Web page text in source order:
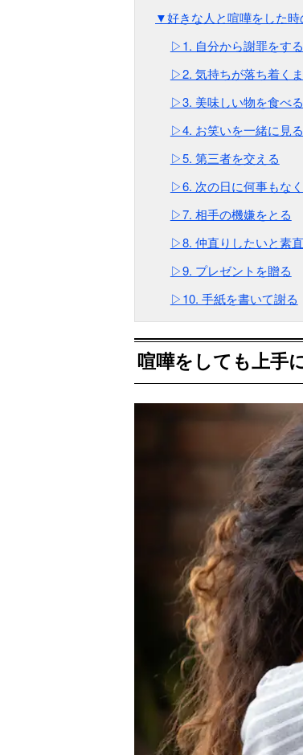
▼好きな人と喧嘩をした時
▷1. 自分から謝罪をする
▷2. 気持ちが落ち着く
▷3. 美味しい物を食べる
▷4. お笑いを一緒に見る
▷5. 第三者を交える
▷6. 次の日に何事もな
▷7. 相手の機嫌をとる
▷8. 仲直りしたいと素
▷9. プレゼントを贈る
▷10. 手紙を書いて謝る
喧嘩をしても上手